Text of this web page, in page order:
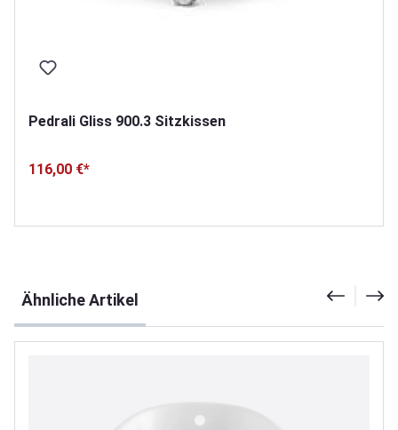
Pedrali Gliss 900.3 Sitzkissen
116,00 €*
Ähnliche Artikel